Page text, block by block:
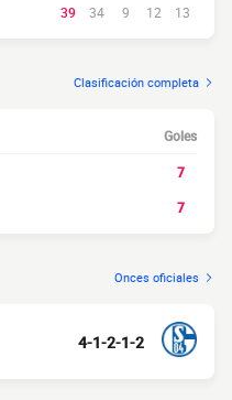
39 34 9 12 13
Clasificación completa
Goles
7
7
Onces oficiales
4-1-2-1-2